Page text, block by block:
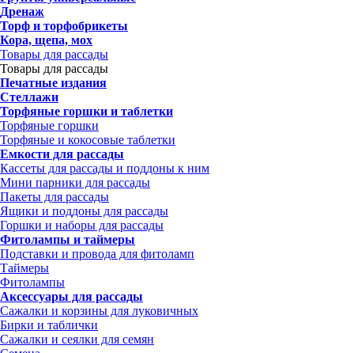
Дренаж
Торф и торфобрикеты
Кора, щепа, мох
Товары для рассады
Товары для рассады
Печатные издания
Стеллажи
Торфяные горшки и таблетки
Торфяные горшки
Торфяные и кокосовые таблетки
Емкости для рассады
Кассеты для рассады и поддоны к ним
Мини парники для рассады
Пакеты для рассады
Ящики и поддоны для рассады
Горшки и наборы для рассады
Фитолампы и таймеры
Подставки и провода для фитоламп
Таймеры
Фитолампы
Аксессуары для рассады
Сажалки и корзины для луковичных
Бирки и таблички
Сажалки и сеялки для семян